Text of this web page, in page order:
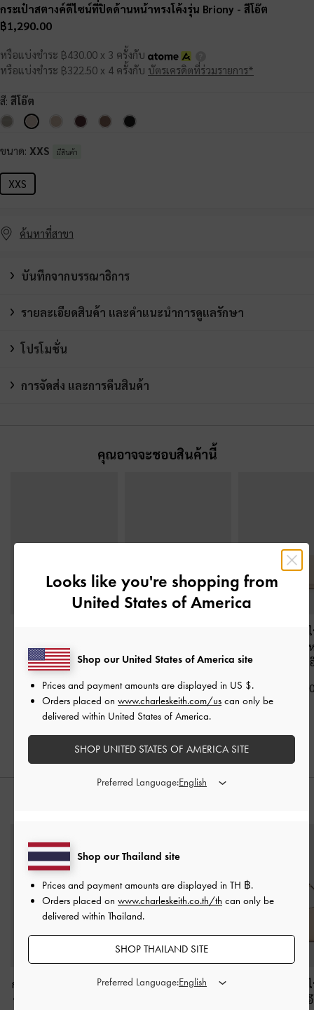
กระเป๋าสตางค์ดีไซน์ที่ปิดด้านหน้าทรงโค้งรุ่น Briony - สีโอ๊ต
฿1,290.00
หรือแบ่งชำระ ฿430.00 x 3 ครั้งกับ
หรือแบ่งชำระ ฿322.50 x 4 ครั้งกับ บัตรเครดิตที่ร่วมรายการ*
สี: สีโอ๊ต
ขนาด: XXS มีสินค้า
XXS
ค้นหาที่สาขา
บันทึกจากบรรณาธิการ
รายละเอียดสินค้า และคำแนะนำการดูแลรักษา
โปรโมชั่น
การจัดส่ง และการคืนสินค้า
คุณอาจจะชอบสินค้านี้
Charlot-
฿1,790.00
รุ่น Dulcie-สีโอ๊ต
฿1,490.00
กระเป๋าสตางค์
ดีไซน์ที่ปิดด้าน
สี
฿1,790.00
กระเป๋าสะพายไหล่พร้อม
ช่องด้านข้างรุ่น Khai
กระเป๋าสะพายข้างรุ่น
กระเป๋าสะพาย
สีโ
Looks like you're shopping from
United States of America
Shop our Thailand site
Prices and payment amounts are displayed in TH ฿.
Orders placed on www.charleskeith.co.th/th can only be
delivered within Thailand.
SHOP THAILAND SITE
Preferred Language:
Shop our United States of America site
Prices and payment amounts are displayed in US $.
Orders placed on www.charleskeith.com/us can only be
delivered within United States of America.
SHOP UNITED STATES OF AMERICA SITE
Preferred Language: